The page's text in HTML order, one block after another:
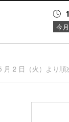
今
月 2 日（火）より順